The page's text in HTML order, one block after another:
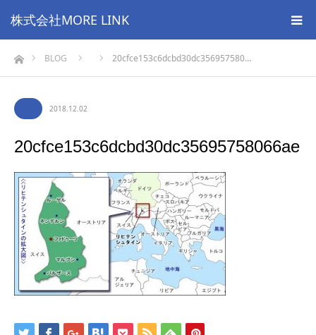
株式会社MORE LINK
ホームBLOG 20cfce153c6dcbd30dc356957580…
2018.12.02
20cfce153c6dcbd30dc35695758066ae